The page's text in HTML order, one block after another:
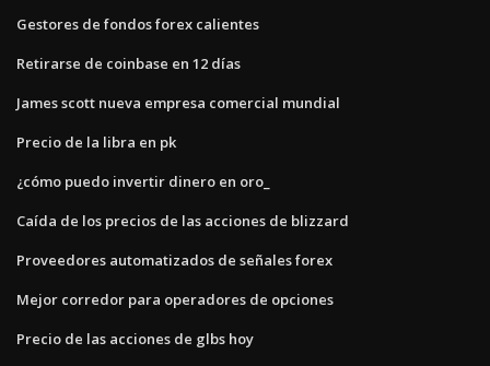
Gestores de fondos forex calientes
Retirarse de coinbase en 12 días
James scott nueva empresa comercial mundial
Precio de la libra en pk
¿cómo puedo invertir dinero en oro_
Caída de los precios de las acciones de blizzard
Proveedores automatizados de señales forex
Mejor corredor para operadores de opciones
Precio de las acciones de glbs hoy